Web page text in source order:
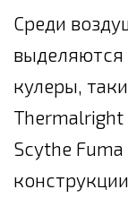
Среди
кулеры,
Thermalright
Scythe